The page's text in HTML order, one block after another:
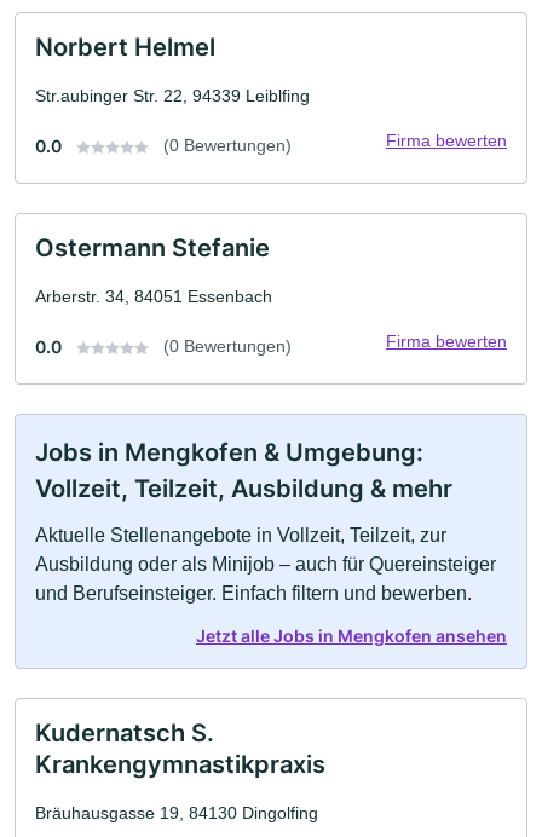
Norbert Helmel
Str.aubinger Str. 22, 94339 Leiblfing
0.0 (0 Bewertungen) Firma bewerten
Ostermann Stefanie
Arberstr. 34, 84051 Essenbach
0.0 (0 Bewertungen) Firma bewerten
Jobs in Mengkofen & Umgebung:
Vollzeit, Teilzeit, Ausbildung & mehr
Aktuelle Stellenangebote in Vollzeit, Teilzeit, zur
Ausbildung oder als Minijob – auch für Quereinsteiger
und Berufseinsteiger. Einfach filtern und bewerben.
Jetzt alle Jobs in Mengkofen ansehen
Kudernatsch S.
Krankengymnastikpraxis
Bräuhausgasse 19, 84130 Dingolfing